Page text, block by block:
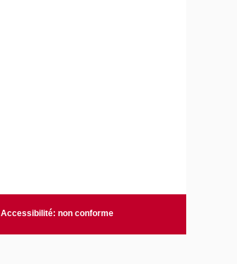
Accessibilité: non conforme